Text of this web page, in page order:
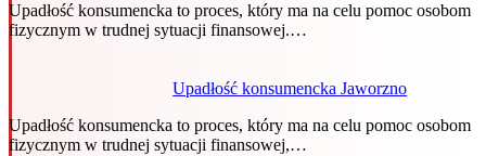
Upadłość konsumencka to proces, który ma na celu pomoc osobom
fizycznym w trudnej sytuacji finansowej.…
Upadłość konsumencka Jaworzno
Upadłość konsumencka to proces, który ma na celu pomoc osobom
fizycznym w trudnej sytuacji finansowej,…